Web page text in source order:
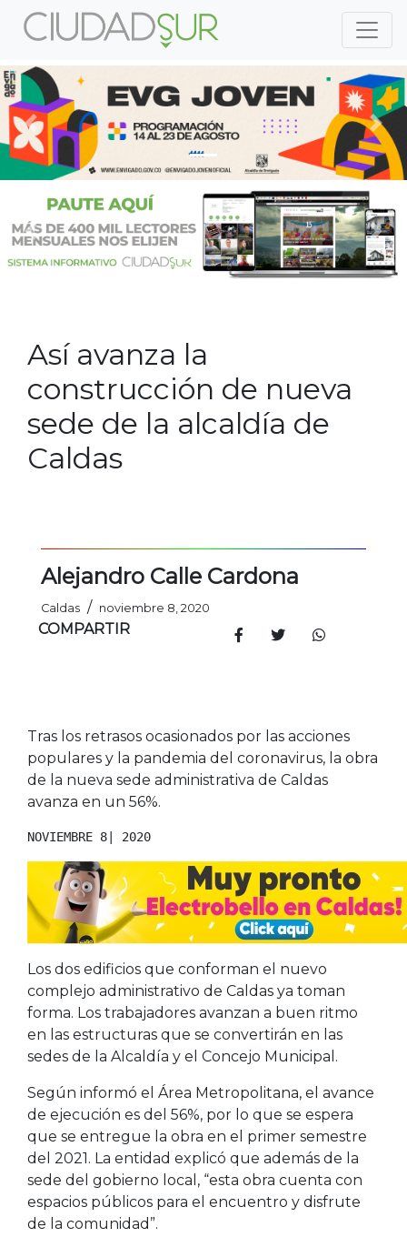
Previous
Previous
Así avanza la
construcción de nueva
sede de la alcaldía de
Caldas
Alejandro Calle Cardona
Caldas / noviembre 8, 2020
COMPARTIR
Tras los retrasos ocasionados por las acciones
populares y la pandemia del coronavirus, la obra
de la nueva sede administrativa de Caldas
avanza en un 56%.
NOVIEMBRE 8| 2020
Los dos edificios que conforman el nuevo
complejo administrativo de Caldas ya toman
forma. Los trabajadores avanzan a buen ritmo
en las estructuras que se convertirán en las
sedes de la Alcaldía y el Concejo Municipal.
Según informó el Área Metropolitana, el avance
de ejecución es del 56%, por lo que se espera
que se entregue la obra en el primer semestre
del 2021. La entidad explicó que además de la
sede del gobierno local, “esta obra cuenta con
espacios públicos para el encuentro y disfrute
de la comunidad”.